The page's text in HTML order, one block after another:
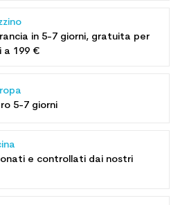
in 5-7 giorni, gratuita per
a 199 €
5-7 giorni
e controllati dai nostri